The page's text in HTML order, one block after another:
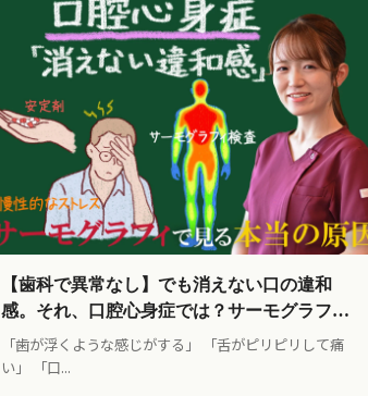
【歯科で異常なし】でも消えない口の違和
感。それ、口腔心身症では？サーモグラフィ
で見る”本当の原因
「歯が浮くような感じがする」 「舌がピリピリして痛
い」 「口...